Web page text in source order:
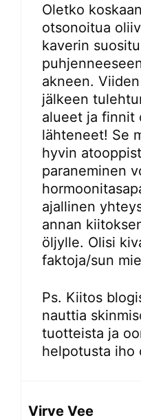
Oletko
otsonoitua
kaverin
akneen.
jälkeen
alueet ja finnit
lähteneet! Se
hyvin
paraneminen
ajallinen
annan
öljylle. Olisi
faktoja/sun
Ps. Kiitos
nauttia
tuotteista ja
helpotusta iho
Virve Vee